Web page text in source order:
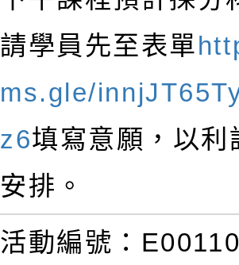
請學員先至表單
ms.gle/
z6填寫意願，以利
安排。
活動編號：